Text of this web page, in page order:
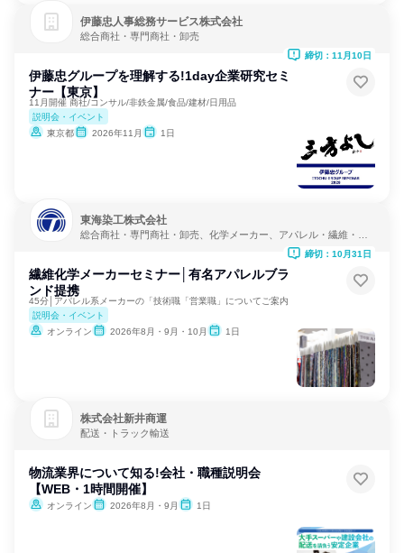
伊藤忠人事総務サービス株式会社
総合商社・専門商社・卸売
伊藤忠グループを理解する!1day企業研究セミ
ナー【東京】
11月開催 商社/コンサル/非鉄金属/食品/建材/日用品
説明会・イベント
東京都
2026年11月 1日
締切：11月10日
東海染工株式会社
総合商社・専門商社・卸売、化学メーカー、アパレル・繊維・ス
繊維化学メーカーセミナー│有名アパレルブラ
ンド提携
45分│アパレル系メーカーの「技術職「営業職」についてご案内
説明会・イベント
オンライン
2026年8月・9月・10月 1日
締切：10月31日
株式会社新井商運
配送・トラック輸送
物流業界について知る!会社・職種説明会
【WEB・1時間開催】
オンライン 2026年8月・9月 1日